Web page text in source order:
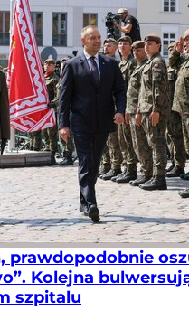
prawdopodobnie
Kolejna
szpitalu